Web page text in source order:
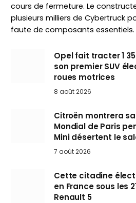
cours de fermeture. Le
plusieurs milliers de Cybertruck
faute de composants essentiels.
Opel fait tracter 1
son premier SUV
roues motrices
8 août 2026
Citroën montrera
Mondial de Paris
Mini désertent le
7 août 2026
Cette citadine
en France sous les
Renault 5